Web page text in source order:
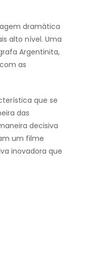
dramática
alto nível. Uma
Argentinita,
as
que se
das
decisiva
um filme
inovadora que